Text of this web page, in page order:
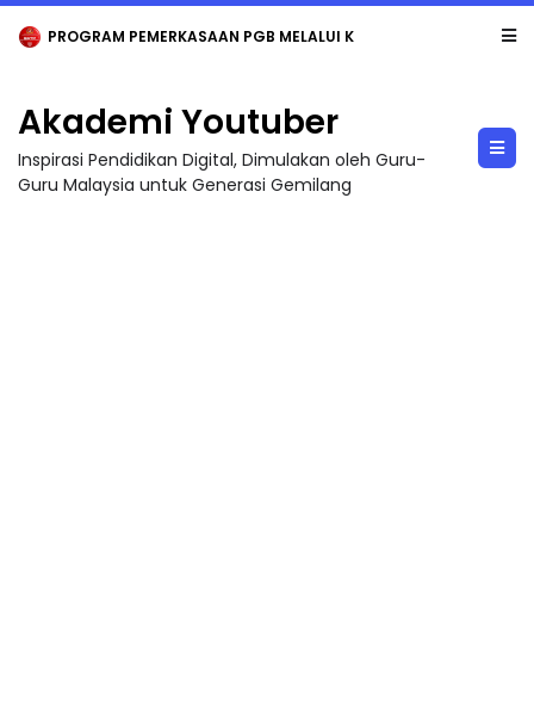
LIVE 🔴 [LIVE] FIZIK TING 5 (DLP), 5.2 SEMICONDUCTOR DIODE PART-2 OLEH CIKG...
Akademi Youtuber
Inspirasi Pendidikan Digital, Dimulakan oleh Guru-
Guru Malaysia untuk Generasi Gemilang